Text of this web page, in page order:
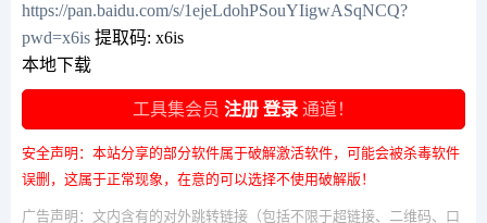
https://pan.baidu.com/s/1ejeLdohPSouYIigwASqNCQ?
pwd=x6is 提取码: x6is
本地下载
工具集会员 注册 登录 通道！
安全声明：本站分享的部分软件属于破解激活软件，可能会被杀毒软件
误删，这属于正常现象，在意的可以选择不使用破解版！
广告声明：文内含有的对外跳转链接（包括不限于超链接、二维码、口